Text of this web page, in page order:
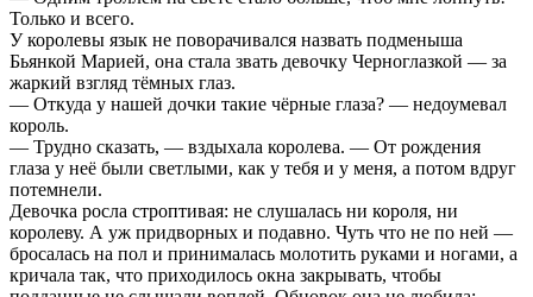
Только и всего.
У королевы язык не поворачивался назвать подменыша
Бьянкой Марией, она стала звать девочку Черноглазкой — за
жаркий взгляд тёмных глаз.
— Откуда у нашей дочки такие чёрные глаза? — недоумевал
король.
— Трудно сказать, — вздыхала королева. — От рождения
глаза у неё были светлыми, как у тебя и у меня, а потом вдруг
потемнели.
Девочка росла строптивая: не слушалась ни короля, ни
королеву. А уж придворных и подавно. Чуть что не по ней —
бросалась на пол и принималась молотить руками и ногами, а
кричала так, что приходилось окна закрывать, чтобы